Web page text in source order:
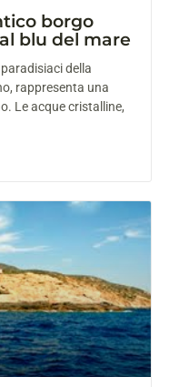
borgo
blu del mare
della
rappresenta una
Le acque cristalline,